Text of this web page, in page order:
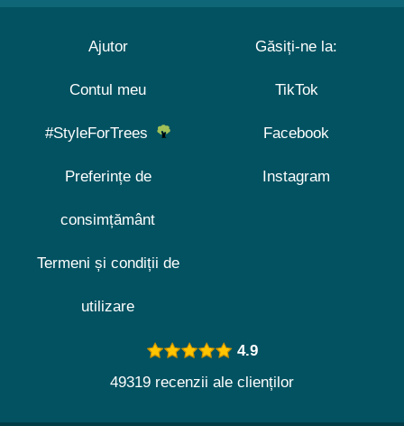
Ajutor
Contul meu
#StyleForTrees
Preferințe de
consimțământ
Termeni și condiții de
utilizare
Găsiți-ne la:
TikTok
Facebook
Instagram
4.9
49319 recenzii ale clienților